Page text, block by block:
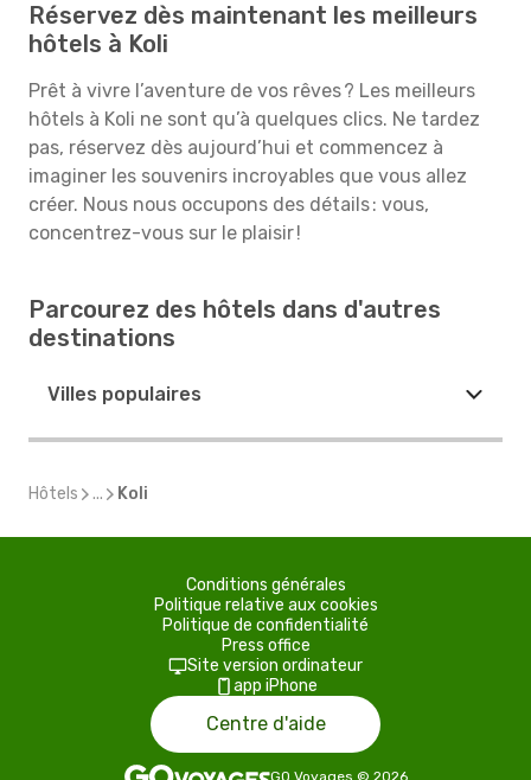
Réservez dès maintenant les meilleurs
hôtels à Koli
Prêt à vivre l’aventure de vos rêves ? Les meilleurs
hôtels à Koli ne sont qu’à quelques clics. Ne tardez
pas, réservez dès aujourd’hui et commencez à
imaginer les souvenirs incroyables que vous allez
créer. Nous nous occupons des détails : vous,
concentrez-vous sur le plaisir !
Parcourez des hôtels dans d'autres
destinations
Villes populaires
Hôtels ... Koli
Conditions générales
Politique relative aux cookies
Politique de confidentialité
Press office
Site version ordinateur
app iPhone
Centre d'aide
GO Voyages © 2026